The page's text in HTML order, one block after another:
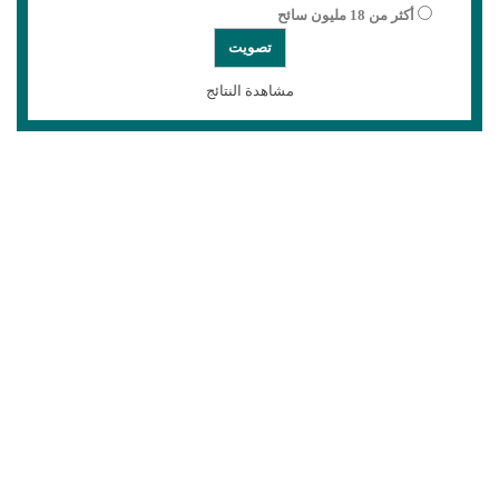
أكثر من 18 مليون سائح
مشاهدة النتائج